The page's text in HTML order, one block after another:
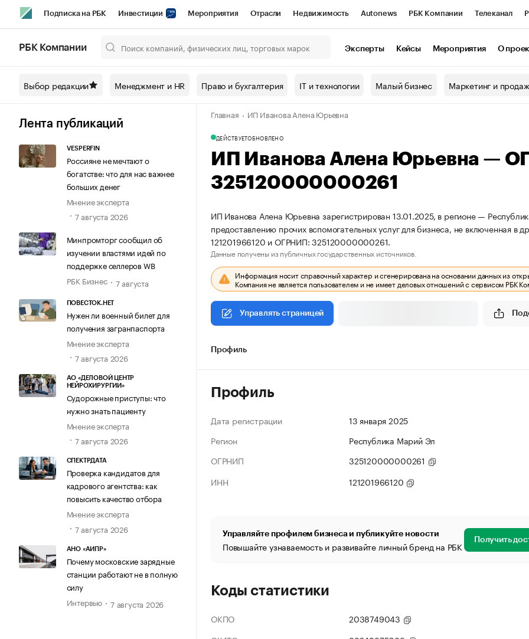
Подписка на РБК Инвестиции Мероприятия Отрасли Недвижимость Autonews РБК Компании Телеканал
Спецпроекты СПб Конференции СПб Спецпроекты Проверка контрагентов
Технологии и медиа Рынок наличной валюты
РБК Компании Эксперты Кейсы Мероприятия О
Выбор редакции Менеджмент и HR Право и бухгалтерия IT и технологии Малый бизнес Маркетинг и
Лента публикаций
VESPERFIN
Россияне не мечтают о
богатстве: что для нас важнее
больших денег
Мнение эксперта
7 августа 2026
Минпромторг сообщил об
изучении властями идей по
поддержке селлеров WB
РБК Бизнес
7 августа
ПОВЕСТОК.НЕТ
Нужен ли военный билет для
получения загранпаспорта
Мнение эксперта
7 августа 2026
АО «ДЕЛОВОЙ ЦЕНТР
НЕЙРОХИРУРГИИ»
Судорожные приступы: что
нужно знать пациенту
Мнение эксперта
7 августа 2026
СПЕКТРДАТА
Проверка кандидатов для
кадрового агентства: как
повысить качество отбора
Мнение эксперта
7 августа 2026
АНО «АИПР»
Почему московские зарядные
станции работают не в полную
силу
Интервью
7 августа 2026
Главная ИП Иванова Алена Юрьевна
ДЕЙСТВУЕТОБНОВЛЕНО
ИП Иванова Алена Юрьевна —
325120000000261
ИП Иванова Алена Юрьевна зарегистрирован 13.01.2025, в регионе —
предоставлению прочих вспомогательных услуг для бизнеса, не включенная в
121201966120 и ОГРНИП: 325120000000261.
Данные получены из публичных государственных источников.
Информация носит справочный характер и сгенерирована на основании данных из
Компания не является пользователем и не имеет деловых отношений с сервисом РБК
Управлять страницей
Профиль
Профиль
Дата регистрации
13 января 2025
Регион
Республика Марий Эл
ОГРНИП
325120000000261
ИНН
121201966120
Управляйте профилем бизнеса и публикуйте новости
Повышайте узнаваемость и развивайте личный бренд на РБК Получить
Коды статистики
ОКПО
2038749043